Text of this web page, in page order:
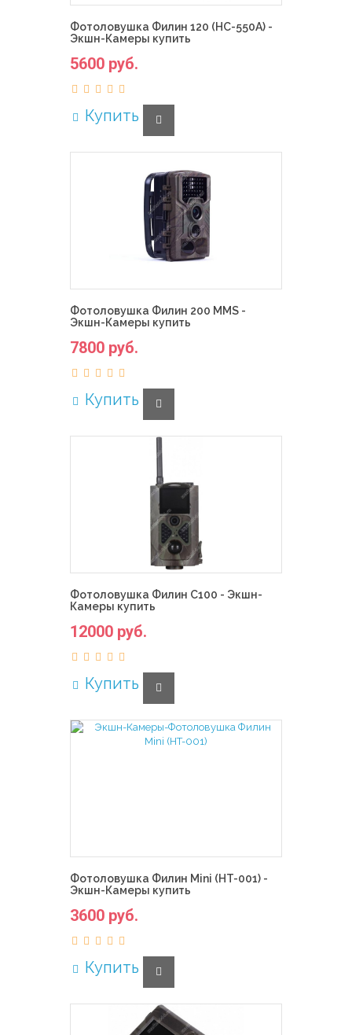
Фотоловушка Филин 120 (HC-550A) -
Экшн-Камеры купить
5600 руб.
Купить
Фотоловушка Филин 200 MMS -
Экшн-Камеры купить
7800 руб.
Купить
Фотоловушка Филин С100 - Экшн-
Камеры купить
12000 руб.
Купить
Фотоловушка Филин Mini (HT-001) -
Экшн-Камеры купить
3600 руб.
Купить